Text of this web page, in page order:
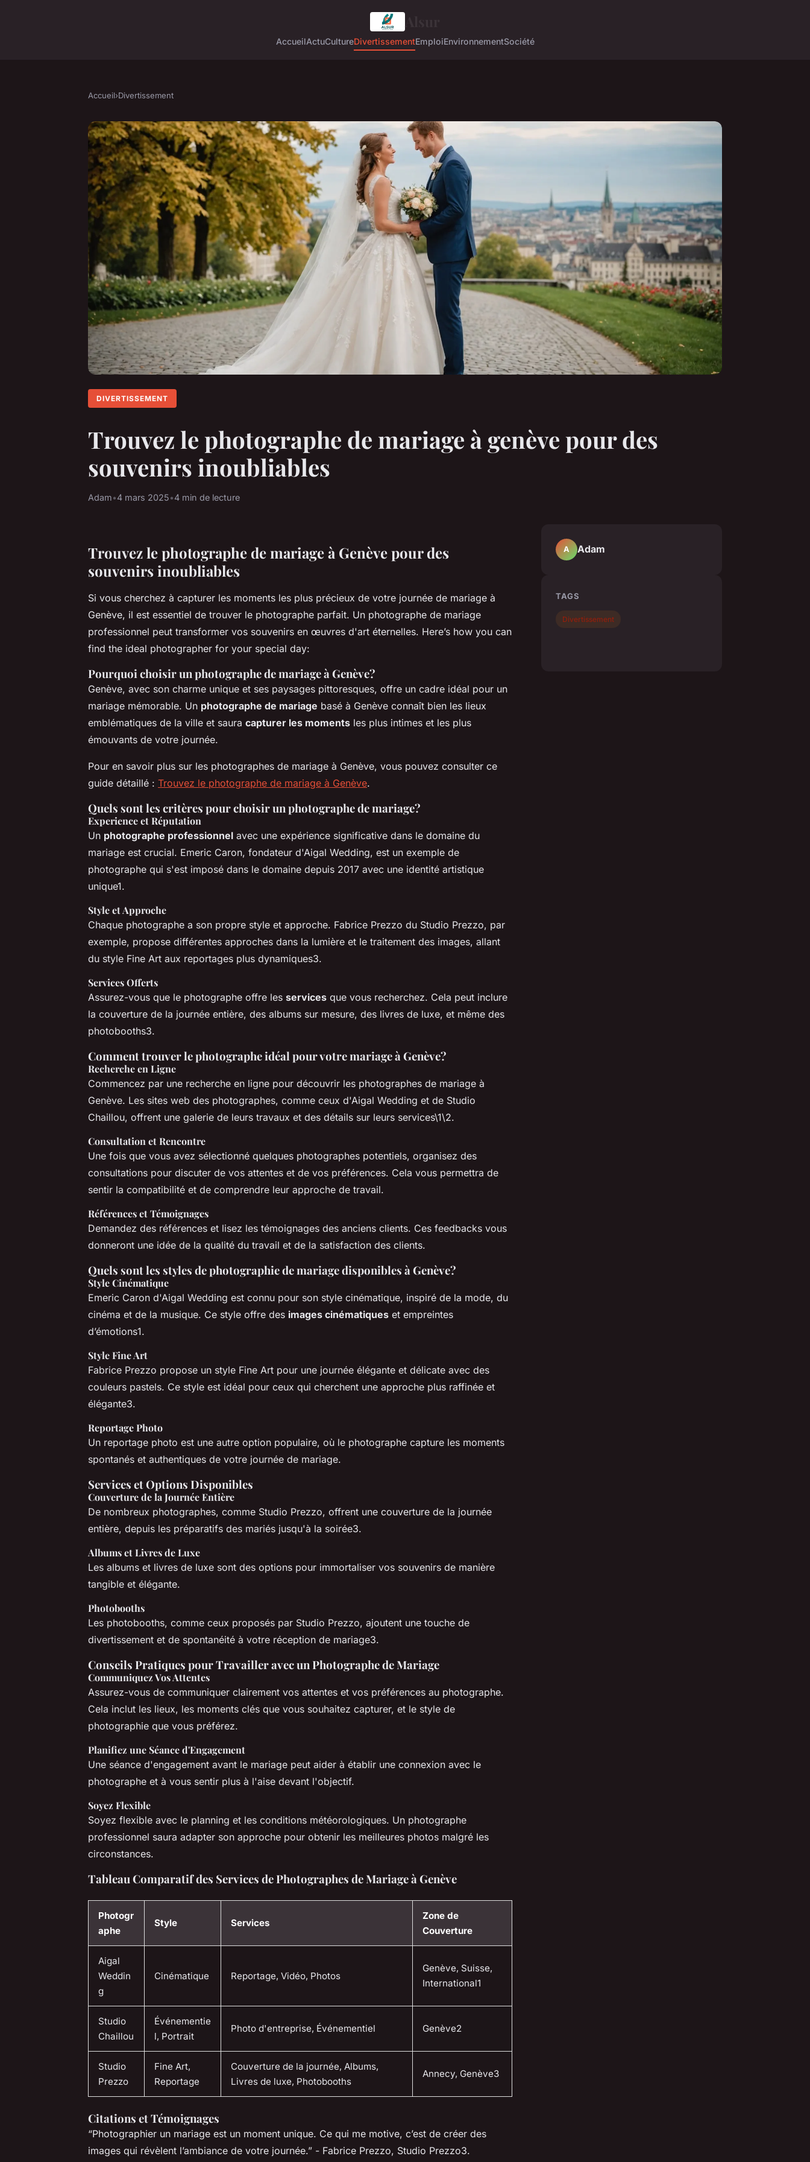
AccueilActuCultureDivertissementEmploiEnvironnementSociété
Accueil›Divertissement
DIVERTISSEMENT
Trouvez le photographe de mariage à genève pour des
souvenirs inoubliables
Adam•4 mars 2025•4 min de lecture
Trouvez le photographe de mariage à Genève pour des
souvenirs inoubliables
Si vous cherchez à capturer les moments les plus précieux de votre journée de mariage à
Genève, il est essentiel de trouver le photographe parfait. Un photographe de mariage
professionnel peut transformer vos souvenirs en œuvres d'art éternelles. Here’s how you can
find the ideal photographer for your special day:
Pourquoi choisir un photographe de mariage à Genève?
Genève, avec son charme unique et ses paysages pittoresques, offre un cadre idéal pour un
mariage mémorable. Un photographe de mariage basé à Genève connaît bien les lieux
emblématiques de la ville et saura capturer les moments les plus intimes et les plus
émouvants de votre journée.
Pour en savoir plus sur les photographes de mariage à Genève, vous pouvez consulter ce
guide détaillé : Trouvez le photographe de mariage à Genève.
Quels sont les critères pour choisir un photographe de mariage?
Experience et Réputation
Un photographe professionnel avec une expérience significative dans le domaine du
mariage est crucial. Emeric Caron, fondateur d'Aigal Wedding, est un exemple de
photographe qui s'est imposé dans le domaine depuis 2017 avec une identité artistique
unique1.
Style et Approche
Chaque photographe a son propre style et approche. Fabrice Prezzo du Studio Prezzo, par
exemple, propose différentes approches dans la lumière et le traitement des images, allant
du style Fine Art aux reportages plus dynamiques3.
Services Offerts
Assurez-vous que le photographe offre les services que vous recherchez. Cela peut inclure
la couverture de la journée entière, des albums sur mesure, des livres de luxe, et même des
photobooths3.
Comment trouver le photographe idéal pour votre mariage à Genève?
Recherche en Ligne
Commencez par une recherche en ligne pour découvrir les photographes de mariage à
Genève. Les sites web des photographes, comme ceux d'Aigal Wedding et de Studio
Chaillou, offrent une galerie de leurs travaux et des détails sur leurs services\1\2.
Consultation et Rencontre
Une fois que vous avez sélectionné quelques photographes potentiels, organisez des
consultations pour discuter de vos attentes et de vos préférences. Cela vous permettra de
sentir la compatibilité et de comprendre leur approche de travail.
Références et Témoignages
Demandez des références et lisez les témoignages des anciens clients. Ces feedbacks vous
donneront une idée de la qualité du travail et de la satisfaction des clients.
Quels sont les styles de photographie de mariage disponibles à Genève?
Style Cinématique
Emeric Caron d'Aigal Wedding est connu pour son style cinématique, inspiré de la mode, du
cinéma et de la musique. Ce style offre des images cinématiques et empreintes
d’émotions1.
Style Fine Art
Fabrice Prezzo propose un style Fine Art pour une journée élégante et délicate avec des
couleurs pastels. Ce style est idéal pour ceux qui cherchent une approche plus raffinée et
élégante3.
Reportage Photo
Un reportage photo est une autre option populaire, où le photographe capture les moments
spontanés et authentiques de votre journée de mariage.
Services et Options Disponibles
Couverture de la Journée Entière
De nombreux photographes, comme Studio Prezzo, offrent une couverture de la journée
entière, depuis les préparatifs des mariés jusqu'à la soirée3.
Albums et Livres de Luxe
Les albums et livres de luxe sont des options pour immortaliser vos souvenirs de manière
tangible et élégante.
Photobooths
Les photobooths, comme ceux proposés par Studio Prezzo, ajoutent une touche de
divertissement et de spontanéité à votre réception de mariage3.
Conseils Pratiques pour Travailler avec un Photographe de Mariage
Communiquez Vos Attentes
Assurez-vous de communiquer clairement vos attentes et vos préférences au photographe.
Cela inclut les lieux, les moments clés que vous souhaitez capturer, et le style de
photographie que vous préférez.
Planifiez une Séance d'Engagement
Une séance d'engagement avant le mariage peut aider à établir une connexion avec le
photographe et à vous sentir plus à l'aise devant l'objectif.
Soyez Flexible
Soyez flexible avec le planning et les conditions météorologiques. Un photographe
professionnel saura adapter son approche pour obtenir les meilleures photos malgré les
circonstances.
Tableau Comparatif des Services de Photographes de Mariage à Genève
Photogr
aphe
Style Services
Zone de
Couverture
Aigal
Weddin
g
Cinématique Reportage, Vidéo, Photos
Genève, Suisse,
International1
Studio
Chaillou
Événementie
l, Portrait
Photo d'entreprise, Événementiel Genève2
Studio
Prezzo
Fine Art,
Reportage
Couverture de la journée, Albums,
Livres de luxe, Photobooths
Annecy, Genève3
Citations et Témoignages
“Photographier un mariage est un moment unique. Ce qui me motive, c’est de créer des
images qui révèlent l’ambiance de votre journée.” - Fabrice Prezzo, Studio Prezzo3.
A Adam
TAGS
Divertissement